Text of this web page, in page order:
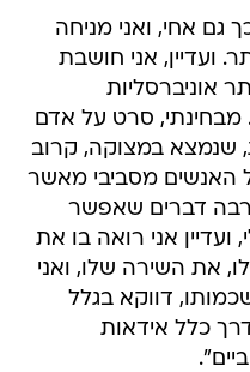
גם אחי, ואני מניחה
ועדיין, אני חושבת
אוניברסליות
מבחינתי, סרט על אדם
שנמצא במצוקה, קרוב
האנשים מסביבי מאשר
דברים שאפשר
אני רואה בו את
את השירה שלו, ואני
דווקא בגלל
כלל אידאות